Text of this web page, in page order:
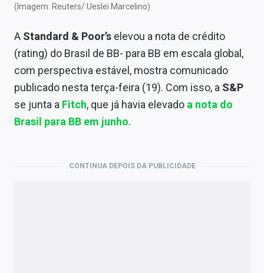
Renda Fixa
Finanças Pessoais
Mercados
Economia
(Imagem: Reuters/ Ueslei Marcelino)
A Standard & Poor’s elevou a nota de crédito
(rating) do Brasil de BB- para BB em escala global,
com perspectiva estável, mostra comunicado
publicado nesta terça-feira (19). Com isso, a S&P
se junta a Fitch, que já havia elevado a nota do
Brasil para BB em junho.
CONTINUA DEPOIS DA PUBLICIDADE